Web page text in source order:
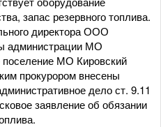
запас резервного топлива.
директора ООО
администрации МО
поселение МО Кировский
прокурором внесены
дело ст. 9.11
заявление об обязании